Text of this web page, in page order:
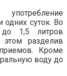
одних суток. Во
1,5 литров
разделив
Кроме
воду до